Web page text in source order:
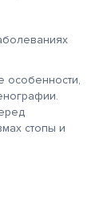
особенности,
стопы и